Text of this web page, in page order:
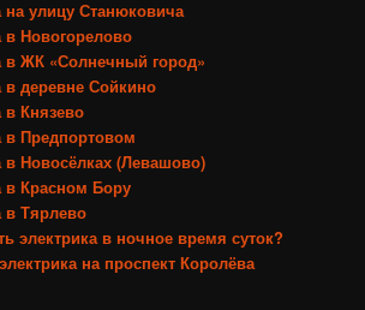
на улицу Станюковича
в Новогорелово
в ЖК «Солнечный город»
в деревне Сойкино
в Князево
в Предпортовом
в Новосёлках (Левашово)
в Красном Бору
в Тярлево
электрика в ночное время суток?
на проспект Королёва